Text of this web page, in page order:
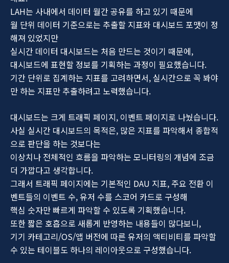
LAH는 사내에서 데이터 월간 공유를 하고 있기 때문에
월 단위 데이터 기준으로는 추출할 지표와 대시보드 포맷이 정
해져 있었지만
실시간 데이터 대시보드는 처음 만드는 것이기 때문에,
대시보드에 표현할 정보를 기획하는 과정이 필요했습니다.
기간 단위로 집계하는 지표를 고려하면서, 실시간으로 꼭 봐야
만 하는 지표만 추출하려고 노력했습니다.
대시보드는 크게 트래픽 페이지, 이벤트 페이지로 나눴습니다.
사실 실시간 대시보드의 목적은, 많은 지표를 파악해서 종합적
으로 판단을 하는 것보다는
이상치나 전체적인 흐름을 파악하는 모니터링의 개념에 조금
더 가깝다고 생각합니다.
그래서 트래픽 페이지에는 기본적인 DAU 지표, 주요 전환 이
벤트들의 이벤트 수, 유저 수를 스코어 카드로 구성해
핵심 숫자만 빠르게 파악할 수 있도록 기획했습니다.
또한 짧은 호흡으로 새롭게 반영하는 내용들이 많다보니,
기기 카테고리/OS/앱 버전에 따른 유저의 액티비티를 파악할
수 있는 테이블도 하나의 레이아웃으로 구성했습니다.